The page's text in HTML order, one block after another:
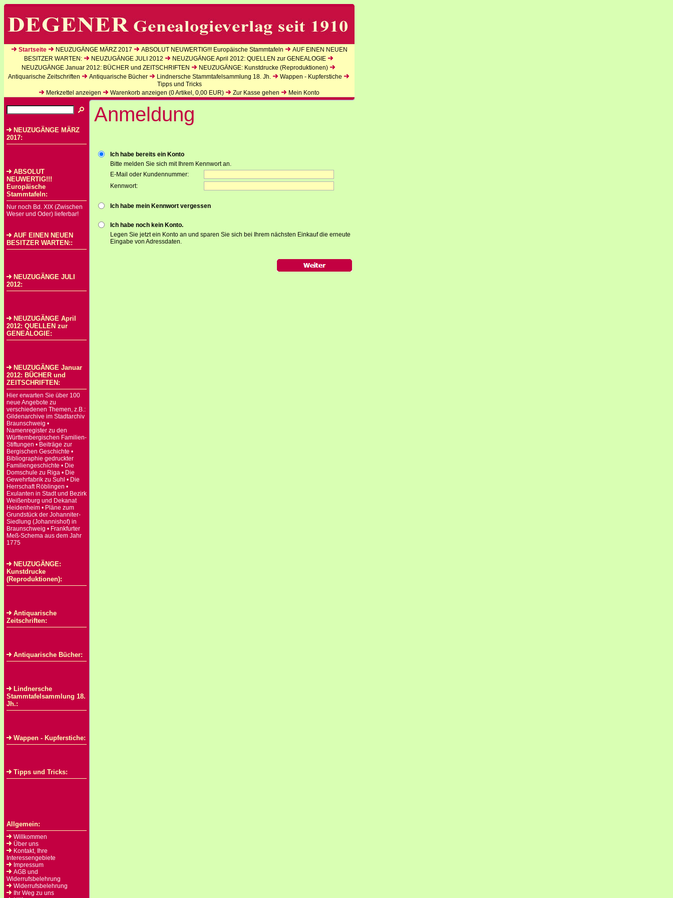
Startseite NEUZUGÄNGE MÄRZ 2017 ABSOLUT NEUWERTIG!!! Europäische Stammtafeln
AUF EINEN NEUEN
BESITZER WARTEN:
NEUZUGÄNGE JULI 2012
NEUZUGÄNGE April 2012: QUELLEN zur GENEALOGIE
NEUZUGÄNGE Januar 2012: BÜCHER und ZEITSCHRIFTEN
NEUZUGÄNGE: Kunstdrucke (Reproduktionen)
Antiquarische Zeitschriften
Antiquarische Bücher Lindnersche Stammtafelsammlung 18. Jh.
Wappen - Kupferstiche
Tipps und Tricks
Merkzettel anzeigen
Warenkorb anzeigen (0Artikel, 0,00 EUR) Zur Kasse gehen Mein Konto
NEUZUGÄNGE MÄRZ
2017:
ABSOLUT
NEUWERTIG!!!
Europäische
Stammtafeln:
Nur noch Bd. XIX (Zwischen
Weser und Oder) lieferbar!
AUF EINEN NEUEN
BESITZER WARTEN::
NEUZUGÄNGE JULI
2012:
NEUZUGÄNGE April
2012: QUELLEN zur
GENEALOGIE:
NEUZUGÄNGE Januar
2012: BÜCHER und
ZEITSCHRIFTEN:
Hier erwarten Sie über 100
neue Angebote zu
verschiedenen Themen, z.B.:
Gildenarchive im Stadtarchiv
Braunschweig •
Namenregister zu den
Württembergischen Familien-
Stiftungen • Beiträge zur
Bergischen Geschichte •
Bibliographie gedruckter
Familiengeschichte • Die
Domschule zu Riga • Die
Gewehrfabrik zu Suhl • Die
Herrschaft Röblingen •
Exulanten in Stadt und Bezirk
Weißenburg und Dekanat
Heidenheim • Pläne zum
Grundstück der Johanniter-
Siedlung (Johannishof) in
Braunschweig • Frankfurter
Meß-Schema aus dem Jahr
1775
NEUZUGÄNGE:
Kunstdrucke
(Reproduktionen):
Antiquarische
Zeitschriften:
Antiquarische Bücher:
Lindnersche
Stammtafelsammlung 18.
Jh.:
Wappen - Kupferstiche:
Tipps und Tricks:
Allgemein:
Willkommen
Über uns
Kontakt, Ihre
Interessengebiete
Impressum
AGB und
Widerrufsbelehrung
Widerrufsbelehrung
Ihr Weg zu uns
Anmeldung
Ich habe bereits ein Konto
Bitte melden Sie sich mit Ihrem Kennwort an.
E-Mail oder Kundennummer:
Kennwort:
Ich habe mein Kennwort vergessen
Ich habe noch kein Konto.
Legen Sie jetzt ein Konto an und sparen Sie sich bei Ihrem nächsten Einkauf die erneute
Eingabe von Adressdaten.